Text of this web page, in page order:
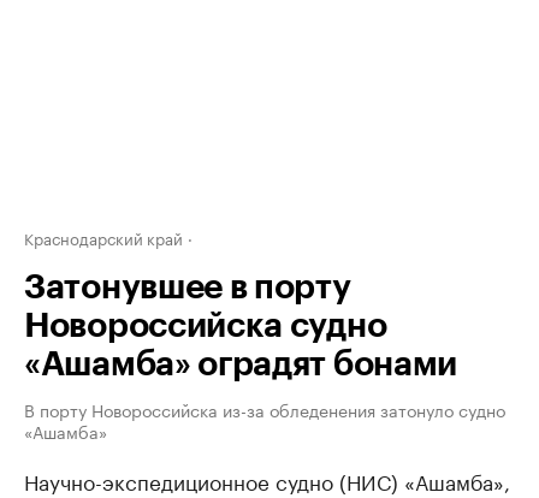
Краснодарский край
Затонувшее в порту
Новороссийска судно
«Ашамба» оградят бонами
В порту Новороссийска из-за обледенения затонуло судно
«Ашамба»
Научно-экспедиционное судно (НИС) «Ашамба»,